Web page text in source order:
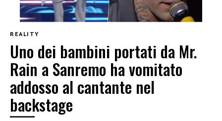
REALITY
Uno dei bambini portati da Mr.
Rain a Sanremo ha vomitato
addosso al cantante nel
backstage